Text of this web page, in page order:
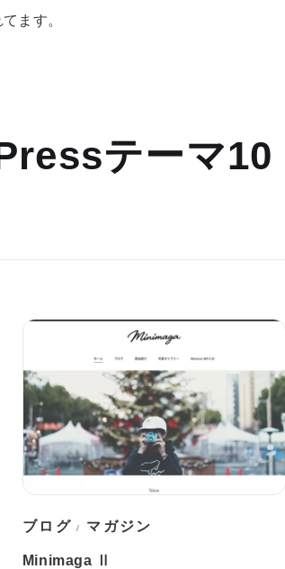
ます。
テーマ10
ブログ / マガジン
Minimaga Ⅱ